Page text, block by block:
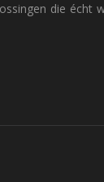
die écht